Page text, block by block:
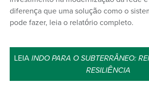
diferença que uma solução como o
pode fazer, leia o relatório completo.
LEIAINDO PARA O SUBTERRÂNEO:
RESILIÊNCIA